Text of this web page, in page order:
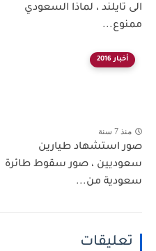
الى تايلند ، لماذا السعودي
ممنوع...
أخبار 2016
منذ 7 سنة
صور استشهاد طيارين
سعوديين ، صور سقوط طائرة
سعودية من...
تعليقات